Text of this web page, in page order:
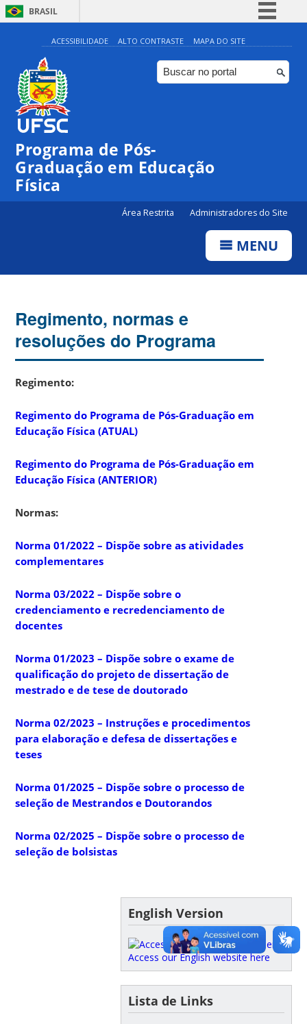
BRASIL
Simplifique!
Comunica BR
Participe
ACESSIBILIDADE ALTO CONTRASTE MAPA DO SITE
Programa de Pós-
Graduação em Educação
Física
Área Restrita Administradores do Site
MENU
Regimento, normas e
resoluções do Programa
Regimento:
Regimento do Programa de Pós-Graduação em
Educação Física (ATUAL)
Regimento do Programa de Pós-Graduação em
Educação Física (ANTERIOR)
Normas:
Norma 01/2022 – Dispõe sobre as atividades
complementares
Norma 03/2022 – Dispõe sobre o
credenciamento e recredenciamento de
docentes
Norma 01/2023 – Dispõe sobre o exame de
qualificação do projeto de dissertação de
mestrado e de tese de doutorado
Norma 02/2023 – Instruções e procedimentos
para elaboração e defesa de dissertações e
teses
Norma 01/2025 – Dispõe sobre o processo de
seleção de Mestrandos e Doutorandos
Norma 02/2025 – Dispõe sobre o processo de
seleção de bolsistas
English Version
Access our English website here
Lista de Links